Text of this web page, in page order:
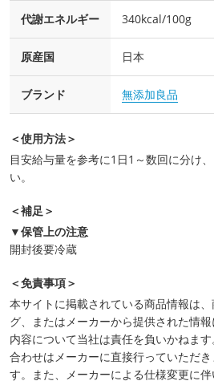
代謝エネルギー 340kcal/100g
原産国 日本
ブランド 無添加良品
＜使用方法＞
目安給与量を参考に1日1～数回に分け
い。
＜補足＞
▼保管上の注意
開封後要冷蔵
＜免責事項＞
本サイトに掲載されている商品情報は
グ、またはメーカーから提供された情
内容について当社は責任を負いかねま
合わせはメーカーに直接行っていただ
す。また、メーカーによる仕様変更に